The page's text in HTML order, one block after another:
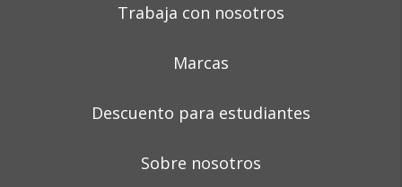
Trabaja con nosotros
Marcas
Descuento para estudiantes
Sobre nosotros